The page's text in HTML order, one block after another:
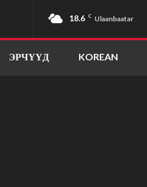
18.6 C Ulaanbaatar
ЭРЧҮҮД KOREAN